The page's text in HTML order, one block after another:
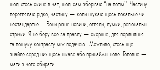
іноді хтось скине в чат, іноді сам зберігаю “на потім”. Частину
переглядаю рідко, частину — коли шукаю щось локальне чи
нестандартне.    Вони різні: новини, огляди, думки, регіональні
стрічки. Я не беру все за правду — скоріше, для порівняння
та пошуку контрасту між подачею.  Можливо, хтось іще
знайде серед них щось цікаве або принаймні нове. Головне —
мати з чого обирати.